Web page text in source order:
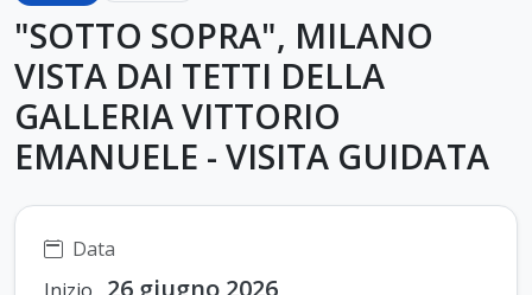
"SOTTO SOPRA", MILANO
VISTA DAI TETTI DELLA
GALLERIA VITTORIO
EMANUELE - VISITA GUIDATA
Data
26 giugno 2026